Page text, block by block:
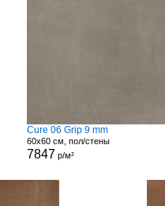
Cure 06 Grip 9 mm
60x60 см, пол/стены
7847 р/м²